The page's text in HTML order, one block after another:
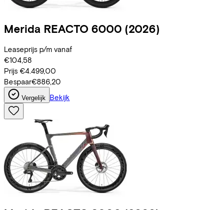
Merida REACTO 6000 (2026)
Leaseprijs p/m vanaf
€104,58
Prijs €4.499,00
Bespaar€886,20
Vergelijk Bekijk